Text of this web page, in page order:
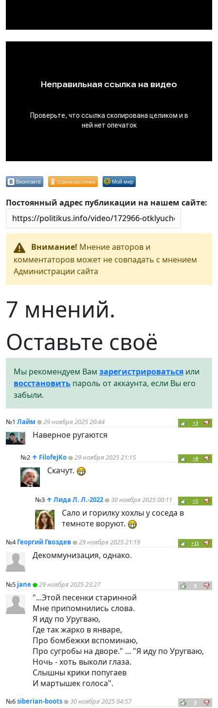
Вконтакте Одноклассники Мой мир
Постоянный адрес публикации на нашем сайте:
Внимание! Мнение авторов и
комментаторов может не совпадать с мнением
Администрации сайта
7 мнений.
Оставьте своё
Мы рекомендуем Вам зарегистрироваться или
восстановить пароль от аккаунта, если Вы его
забыли.
№1 Лайм 29 ноября 2025 20:44 +3
Наверное ругаются
№2 ↑ FilofejKo 29 ноября 2025 21:15 +8
Скачут.
№3 ↑ Лида Л. Л.-2022 30 ноября 2025 00:11 +5
Сало и горилку хохлы у соседа в
темноте воруют.
№4Георгий Гвоздев 29 ноября 2025 21:19 +11
Декоммунизация, однако.
№5 jane 29 ноября 2025 23:27 0
"...Этой песенки старинной
Мне припомнились слова.
Я иду по Уругваю,
Где так жарко в январе,
Про бомбежки вспоминаю,
Про сугробы на дворе." ... "Я иду по Уругваю,
Ночь - хоть выколи глаза.
Слышны крики попугаев
И мартышек голоса".
№6siberian-boots 30 ноября 2025 04:57 0